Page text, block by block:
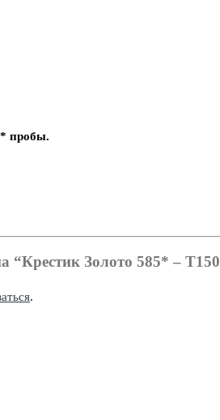
пробы.
“Крестик Золото 585* –
.